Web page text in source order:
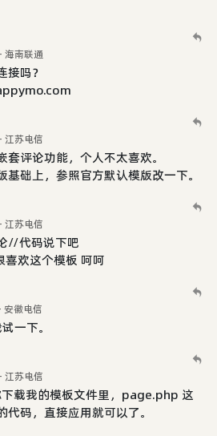
南联通
接吗？
苏电信
套评论功能，个人不太喜欢。
基础上，参照官方默认模版改一下。
苏电信
//代码说下吧
喜欢这个模板 呵呵
徽电信
一下。
苏电信
载我的模板文件里，page.php 这
码，直接应用就可以了。